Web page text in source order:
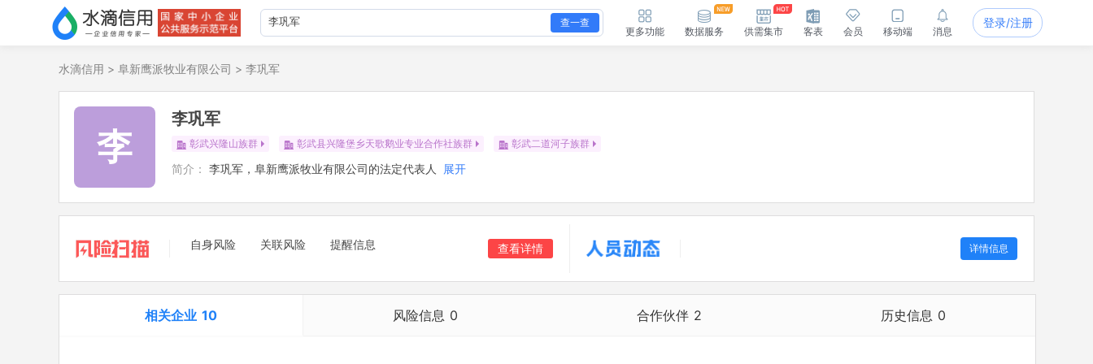
查一查
更多功能 数据服务 供需集市 客表 会员 移动端 消息
登录/注册
水滴信用 > 阜新鹰派牧业有限公司 > 李巩军
李
李巩军
彰武兴隆山族群 彰武县兴隆堡乡天歌鹅业专业合作社族群 彰武二道河子族群
简介： 李巩军，阜新鹰派牧业有限公司的法定代表人 展开
自身风险 关联风险 提醒信息 查看详情 详情信息
相关企业 10 风险信息 0 合作伙伴 2 历史信息 0